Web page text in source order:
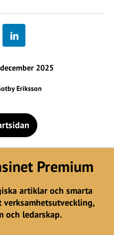
2025
Eriksson
Premium
artiklar och smarta
och ledarskap.